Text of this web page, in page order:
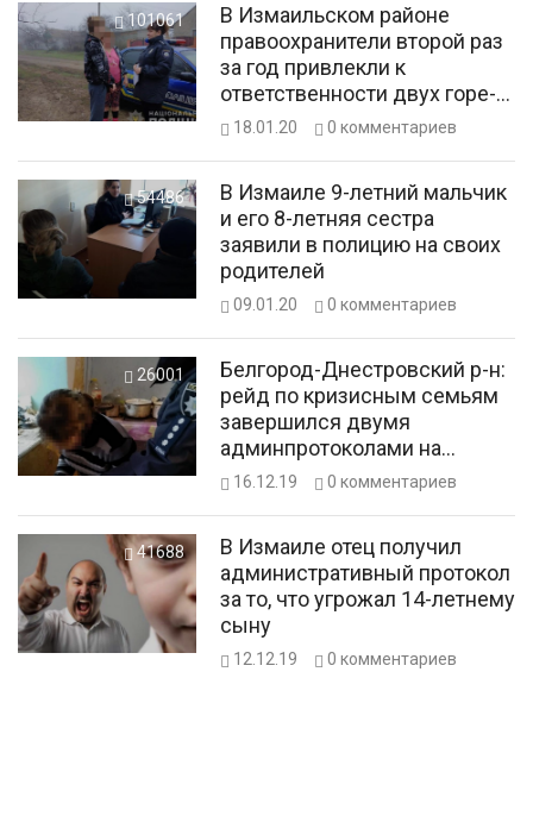
101061
В Измаильском районе
правоохранители второй раз
за год привлекли к
ответственности двух горе-
матерей
18.01.20 0 комментариев
54486
В Измаиле 9-летний мальчик
и его 8-летняя сестра
заявили в полицию на своих
родителей
09.01.20 0 комментариев
26001
Белгород-Днестровский р-н:
рейд по кризисным семьям
завершился двумя
админпротоколами на
нерадивых родителей
16.12.19 0 комментариев
41688
В Измаиле отец получил
административный протокол
за то, что угрожал 14-летнему
сыну
12.12.19 0 комментариев